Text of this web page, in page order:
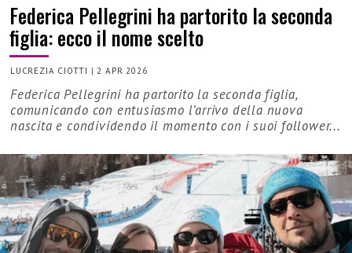
Federica Pellegrini ha partorito la seconda
figlia: ecco il nome scelto
LUCREZIA CIOTTI |2 APR 2026
Federica Pellegrini ha partorito la seconda figlia,
comunicando con entusiasmo l’arrivo della nuova
nascita e condividendo il momento con i suoi follower...